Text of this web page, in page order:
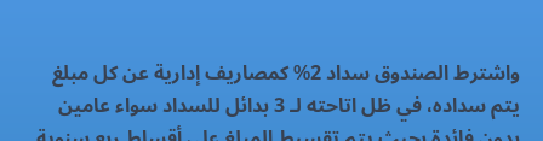
واشترط الصندوق سداد 2% كمصاريف إدارية عن كل مبلغ
يتم سداده، في ظل اتاحته لـ 3 بدائل للسداد سواء عامين